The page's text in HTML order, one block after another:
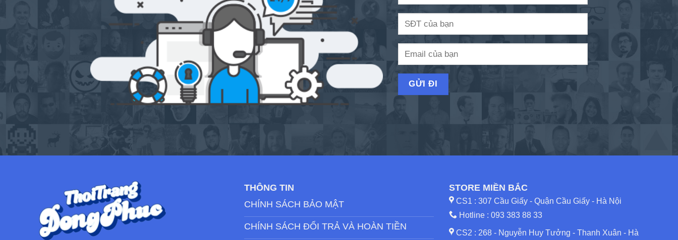
THÔNG TIN
CHÍNH SÁCH BẢO MẬT
CHÍNH SÁCH ĐỔI TRẢ VÀ HOÀN TIỀN
STORE MIỀN BẮC
CS1 : 307 Cầu Giấy - Quận Cầu Giấy - Hà Nội
Hotline :093 383 88 33
CS2 : 268 - Nguyễn Huy Tưởng - Thanh Xuân - Hà